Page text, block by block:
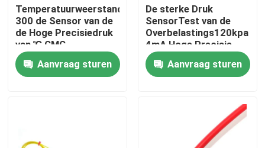
Producten
Over Ons
Temperatuurweerstand
300 de Sensor van de
de Hoge Precisiedruk
van ℃ CMC
Aanvraag sturen
De sterke Druk
SensorTest van de
Overbelastings120kpa
4mA Hoge Precisie
Aanvraag sturen